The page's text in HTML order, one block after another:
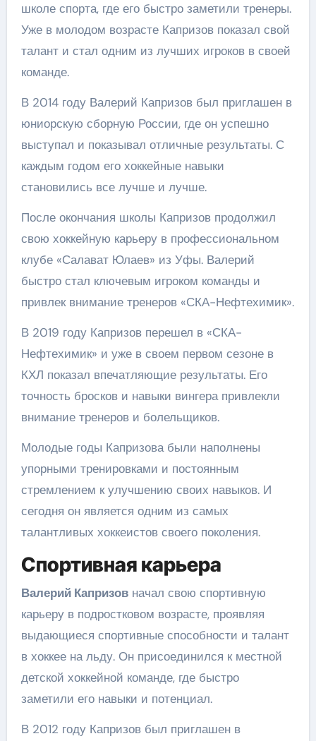
школе спорта, где его быстро заметили тренеры.
Уже в молодом возрасте Капризов показал свой
талант и стал одним из лучших игроков в своей
команде.
В 2014 году Валерий Капризов был приглашен в
юниорскую сборную России, где он успешно
выступал и показывал отличные результаты. С
каждым годом его хоккейные навыки
становились все лучше и лучше.
После окончания школы Капризов продолжил
свою хоккейную карьеру в профессиональном
клубе «Салават Юлаев» из Уфы. Валерий
быстро стал ключевым игроком команды и
привлек внимание тренеров «СКА-Нефтехимик».
В 2019 году Капризов перешел в «СКА-
Нефтехимик» и уже в своем первом сезоне в
КХЛ показал впечатляющие результаты. Его
точность бросков и навыки вингера привлекли
внимание тренеров и болельщиков.
Молодые годы Капризова были наполнены
упорными тренировками и постоянным
стремлением к улучшению своих навыков. И
сегодня он является одним из самых
талантливых хоккеистов своего поколения.
Спортивная карьера
Валерий Капризовначал свою спортивную
карьеру в подростковом возрасте, проявляя
выдающиеся спортивные способности и талант
в хоккее на льду. Он присоединился к местной
детской хоккейной команде, где быстро
заметили его навыки и потенциал.
В 2012 году Капризов был приглашен в